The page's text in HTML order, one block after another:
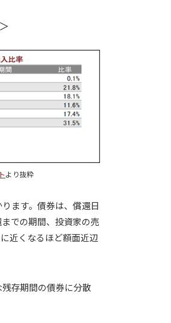
より抜粋
ます。債券は、償還日
での期間、投資家の売
近くなるほど額面近辺
存期間の債券に分散